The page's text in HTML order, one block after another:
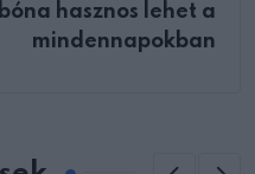
hasznos lehet a
mindennapokban